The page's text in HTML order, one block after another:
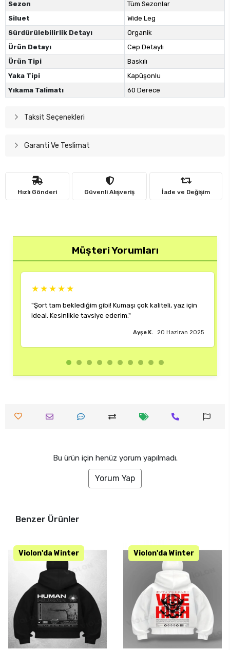
Sezon
Tüm Sezonlar
Siluet
Wide Leg
Sürdürülebilirlik Detayı
Organik
Ürün Detayı
Cep Detaylı
Ürün Tipi
Baskılı
Yaka Tipi
Kapüşonlu
Yıkama Talimatı
60 Derece
Taksit Seçenekleri
Garanti Ve Teslimat
Hızlı Gönderi Güvenli Alışveriş İade ve Değişim
Müşteri Yorumları
çok kaliteli, yaz için
"Rengi ve kalıbı harika. Her kombinime
çok memnun kaldım."
Burak M.
Bu ürün için henüz yorum yapılmadı.
Yorum Yap
Benzer Ürünler